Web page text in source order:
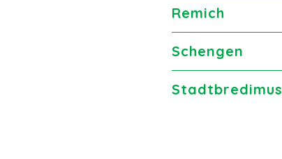
Remich
Schengen
Stadtbredimus